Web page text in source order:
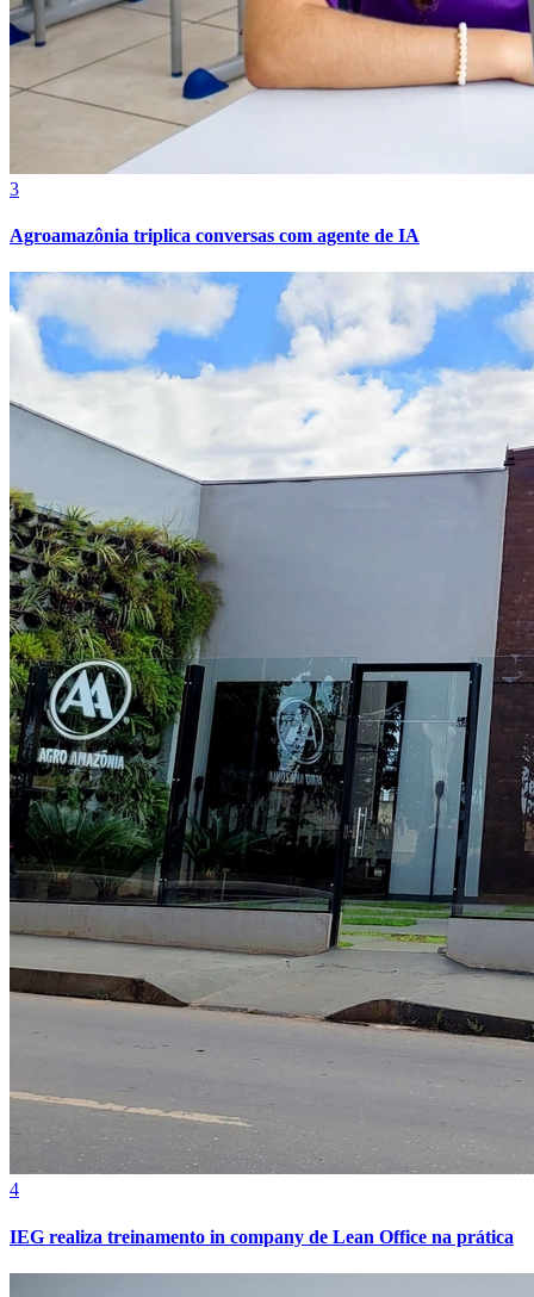
Athletico-PR
Bragantino
3
Agroamazônia triplica conversas com agente de IA
4
IEG realiza treinamento in company de Lean Office na prática